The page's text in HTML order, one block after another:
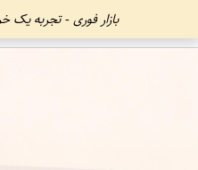
بازار فوری - تجربه